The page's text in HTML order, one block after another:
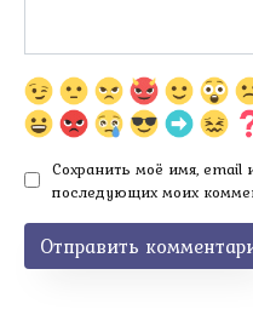
Сохранить моё имя, email
последующих моих